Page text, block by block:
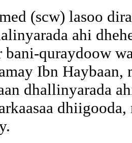
(scw) lasoo
ahi
bani-quraydoow
Ibn Haybaan,
dhallinyarada